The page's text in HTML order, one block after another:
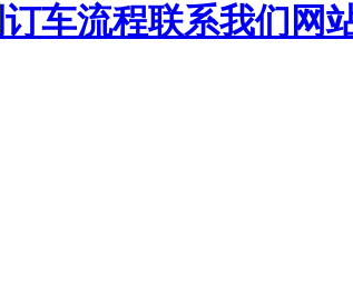
订车流程联系我们 网